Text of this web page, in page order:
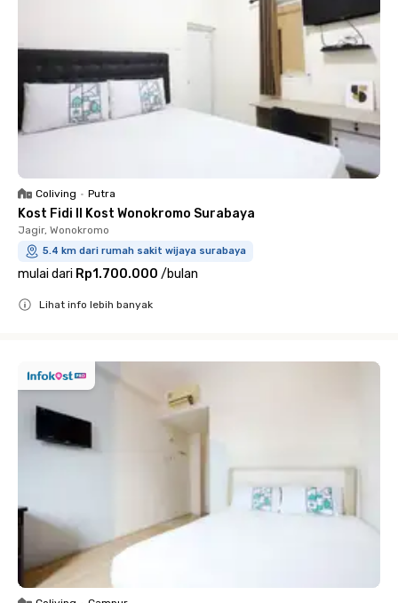
Coliving • Putra
Kost Fidi II Kost Wonokromo Surabaya
Jagir, Wonokromo
5.4 km dari rumah sakit wijaya surabaya
mulai dari Rp1.700.000 /bulan
Lihat info lebih banyak